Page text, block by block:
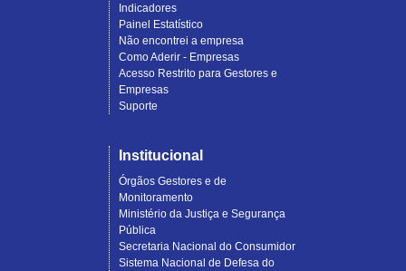
Indicadores
Painel Estatístico
Não encontrei a empresa
Como Aderir - Empresas
Acesso Restrito para Gestores e
Empresas
Suporte
Institucional
Órgãos Gestores e de
Monitoramento
Ministério da Justiça e Segurança
Pública
Secretaria Nacional do Consumidor
Sistema Nacional de Defesa do